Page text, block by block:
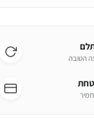
הטובה